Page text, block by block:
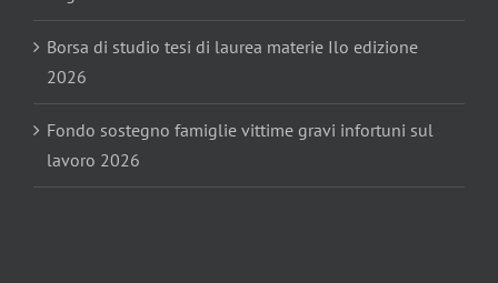
Borsa di studio tesi di laurea materie Ilo edizione
2026
Fondo sostegno famiglie vittime gravi infortuni sul
lavoro 2026